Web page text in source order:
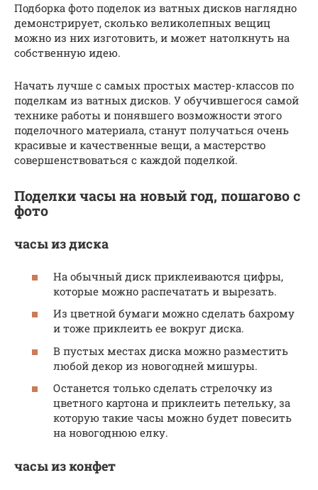
Подборка фото поделок из ватных дисков наглядно
демонстрирует, сколько великолепных вещиц
можно из них изготовить, и может натолкнуть на
собственную идею.
Начать лучше с самых простых мастер-классов по
поделкам из ватных дисков. У обучившегося самой
технике работы и понявшего возможности этого
поделочного материала, станут получаться очень
красивые и качественные вещи, а мастерство
совершенствоваться с каждой поделкой.
Поделки часы на новый год, пошагово с
фото
часы из диска
На обычный диск приклеиваются цифры,
которые можно распечатать и вырезать.
Из цветной бумаги можно сделать бахрому
и тоже приклеить ее вокруг диска.
В пустых местах диска можно разместить
любой декор из новогодней мишуры.
Останется только сделать стрелочку из
цветного картона и приклеить петельку, за
которую такие часы можно будет повесить
на новогоднюю елку.
часы из конфет